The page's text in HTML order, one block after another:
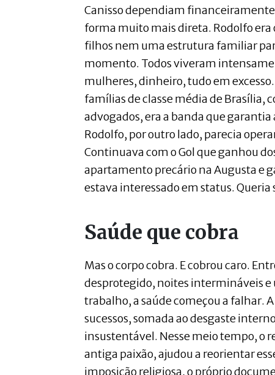
Canisso dependiam
forma muito mais direta. Rodolfo era
filhos nem uma estrutura familiar
momento. Todos viveram
mulheres, dinheiro, tudo em
famílias de classe média de Brasília,
advogados, era a banda que
Rodolfo, por outro lado, parecia
Continuava com o Gol que ganhou
apartamento precário na Augusta e
estava interessado em status. Queria
Saúde que cobra
Mas o corpo cobra. E cobrou caro.
desprotegido, noites intermináveis
trabalho, a saúde começou a falhar.
sucessos, somada ao desgaste
insustentável. Nesse meio tempo, o
antiga paixão, ajudou a reorientar
imposição religiosa, o próprio